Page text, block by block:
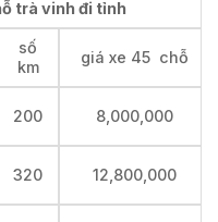
trà vinh đi tỉnh
số
km
giá xe 45 chỗ
200 8,000,000
320 12,800,000